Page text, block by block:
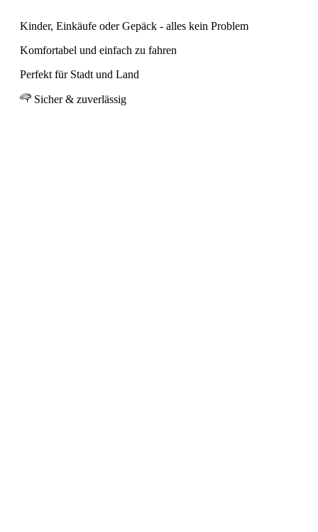
Kinder, Einkäufe oder Gepäck - alles kein Problem
Komfortabel und einfach zu fahren
Perfekt für Stadt und Land
Sicher & zuverlässig